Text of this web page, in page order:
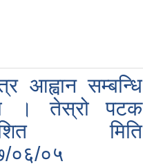
आह्वान सम्बन्धि
। तेस्रो पटक
मिति
०६/०५